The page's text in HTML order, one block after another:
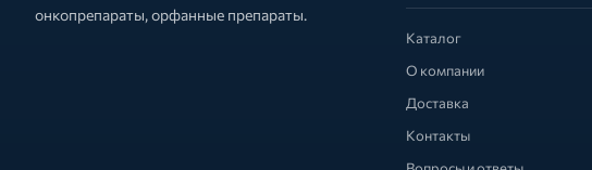
онкопрепараты, орфанные препараты.
Каталог
О компании
Доставка
Контакты